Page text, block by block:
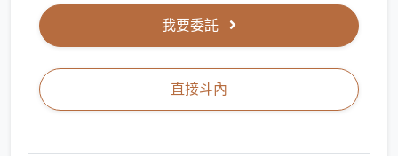
我要委託
直接斗內